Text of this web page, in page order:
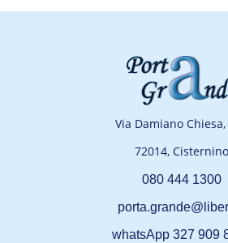
Via Damiano Chiesa,
72014, Cisternino
080 444 1300
whatsApp 327 909